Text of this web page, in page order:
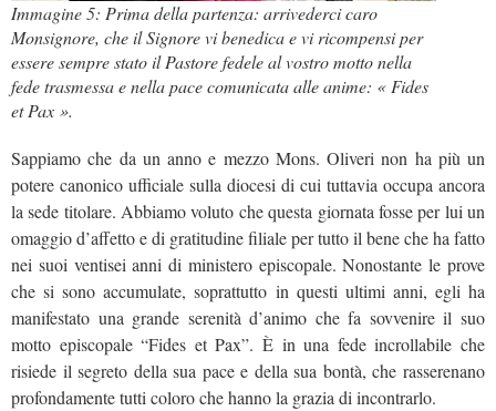
Immagine 5: Prima della partenza: arrivederci caro
Monsignore, che il Signore vi benedica e vi ricompensi per
essere sempre stato il Pastore fedele al vostro motto nella
fede trasmessa e nella pace comunicata alle anime: « Fides
et Pax ».
Sappiamo che da un anno e mezzo Mons. Oliveri non ha più un
potere canonico ufficiale sulla diocesi di cui tuttavia occupa ancora
la sede titolare. Abbiamo voluto che questa giornata fosse per lui un
omaggio d’affetto e di gratitudine filiale per tutto il bene che ha fatto
nei suoi ventisei anni di ministero episcopale. Nonostante le prove
che si sono accumulate, soprattutto in questi ultimi anni, egli ha
manifestato una grande serenità d’animo che fa sovvenire il suo
motto episcopale “Fides et Pax”. È in una fede incrollabile che
risiede il segreto della sua pace e della sua bontà, che rasserenano
profondamente tutti coloro che hanno la grazia di incontrarlo.